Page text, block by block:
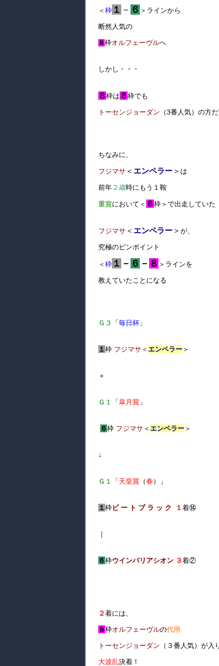
＜枠 １ － ６ ＞ラインから
断然人気の
８枠オルフェーヴルへ
しかし・・・
８枠は ８枠でも
トーセンジョーダン （3番人気）の方
ちなみに、
フジマサ ＜ エンペラー ＞ は
前年２歳時にもう１鞍
重賞において＜ ８枠＞で出走していた
フジマサ ＜ エンペラー ＞ が、
究極のピンポイント
＜枠 １ － ６ － ８ ＞ラインを
教えていたことになる
Ｇ３ 「毎日杯 」
１枠 フジマサ＜ エンペラー＞
＋
Ｇ１ 「皐月賞 」
６枠 フジマサ＜ エンペラー＞
↓
Ｇ１ 「天皇賞 （春）」
１枠ビ ー ト ブ ラ ッ ク １着⑭
｜
６枠ウインバリアシオン ３着②
２着には、
８枠オルフェーヴルの代用
トーセンジョーダン （３番人気）が入
大波乱決着！